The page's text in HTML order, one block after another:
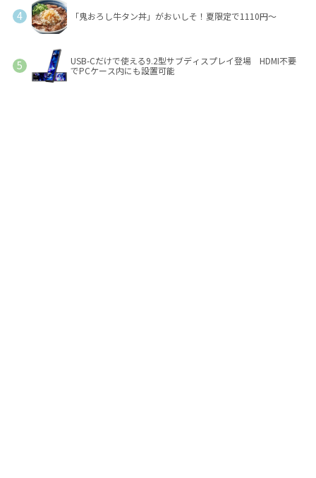
「鬼おろし牛タン丼」がおいしそ！夏限定で1110円～
USB-Cだけで使える9.2型サブディスプレイ登場 HDMI不要
でPCケース内にも設置可能